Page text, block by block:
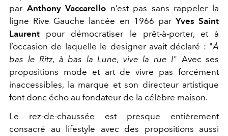
par Anthony Vaccarello n’est pas sans rappeler la
ligne Rive Gauche lancée en 1966 par Yves Saint
Laurent pour démocratiser le prêt-à-porter, et à
l’occasion de laquelle le designer avait déclaré : "À
bas le Ritz, à bas la Lune, vive la rue !" Avec ses
propositions mode et art de vivre pas forcément
inaccessibles, la marque et son directeur artistique
font donc écho au fondateur de la célèbre maison.
Le rez-de-chaussée est presque entièrement
consacré au lifestyle avec des propositions aussi